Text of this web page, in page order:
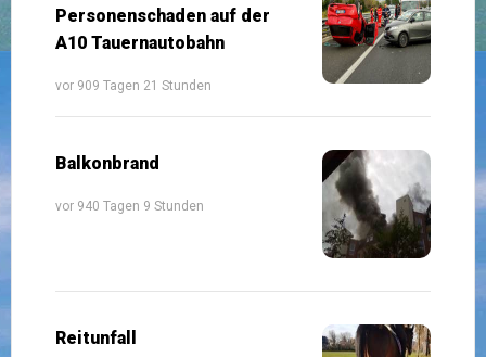
Personenschaden auf der
A10 Tauernautobahn
vor 909 Tagen 21 Stunden
Balkonbrand
vor 940 Tagen 9 Stunden
Reitunfall